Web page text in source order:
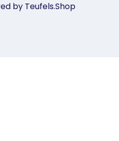
by Teufels.Shop